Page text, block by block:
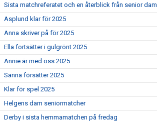
Sista matchreferatet och en återblick från senior dam
Asplund klar för 2025
Anna skriver på för 2025
Ella fortsätter i gulgrönt 2025
Annie är med oss 2025
Sanna försätter 2025
Klar för spel 2025
Helgens dam seniormatcher
Derby i sista hemmamatchen på fredag